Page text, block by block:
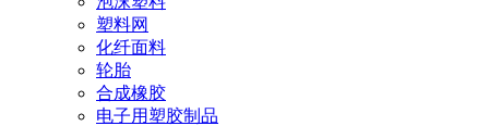
塑料网
化纤面料
轮胎
合成橡胶
电子用塑胶制品